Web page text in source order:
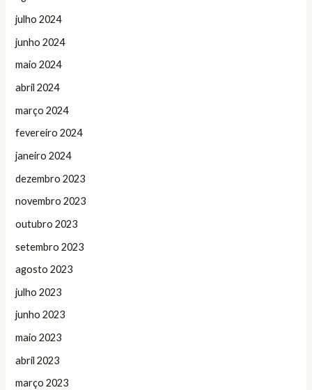
julho 2024
junho 2024
maio 2024
abril 2024
março 2024
fevereiro 2024
janeiro 2024
dezembro 2023
novembro 2023
outubro 2023
setembro 2023
agosto 2023
julho 2023
junho 2023
maio 2023
abril 2023
março 2023